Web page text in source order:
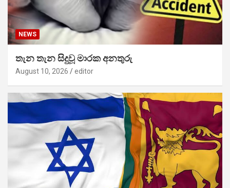
NEWS
තැන තැන සිදුවූ මාරක අනතුරු
August 10, 2026 editor